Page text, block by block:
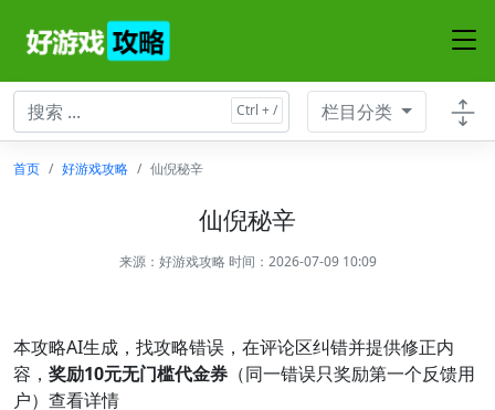
栏目分类
首页 好游戏攻略 仙倪秘辛
仙倪秘辛
来源： 好游戏攻略时间：2026-07-09 10:09
本攻略AI生成，找攻略错误，在评论区纠错并提供修正内
容， 奖励10元无门槛代金券 （同一错误只奖励第一个反馈用
户）查看详情